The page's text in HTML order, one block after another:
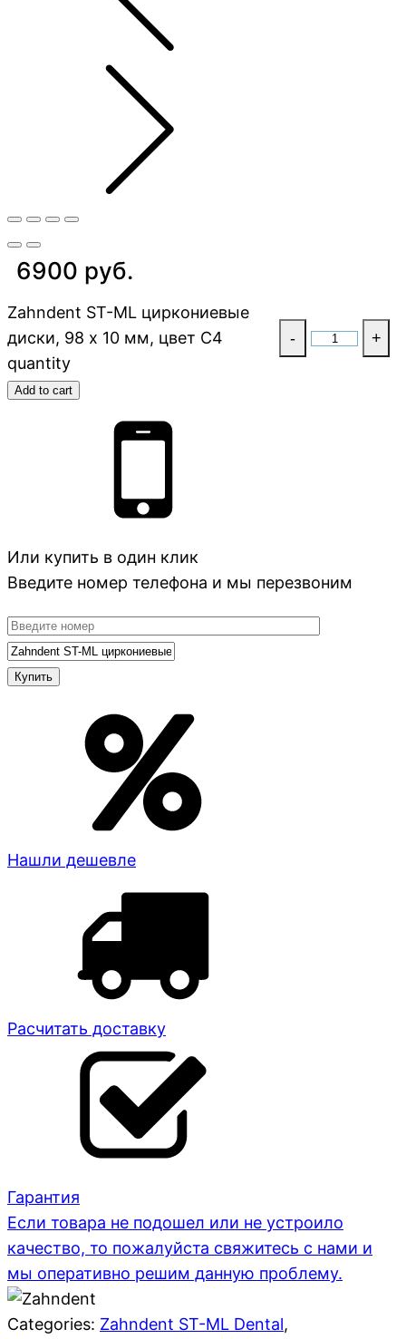
6900 руб.
Zahndent ST-ML циркониевые
диски, 98 х 10 мм, цвет C4
quantity
- +
Add to cart
Или купить в один клик
Введите номер телефона и мы перезвоним
Нашли дешевле
Расчитать доставку
Гарантия
Если товара не подошел или не устроило
качество, то пожалуйста свяжитесь с нами и
мы оперативно решим данную проблему.
Categories: Zahndent ST-ML Dental,